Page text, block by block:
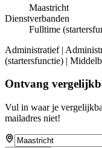
Maastricht
Dienstverbanden
Fulltime
Administratief |
(startersfunctie) |
Ontvang
Vul in waar je
mailadres niet!